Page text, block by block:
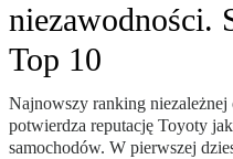
niezawodności.
Top 10
Najnowszy ranking
potwierdza reputację Toyoty
samochodów. W pierwszej